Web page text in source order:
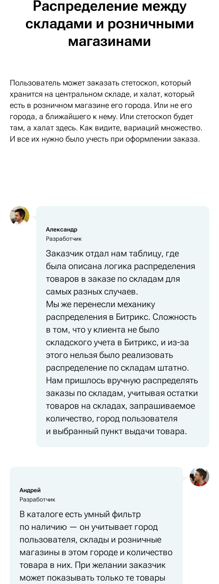
Распределение между
складами и розничными
магазинами
Пользователь может заказать стетоскоп, который
хранится на центральном складе, и халат, который
есть в розничном магазине его города. Или не его
города, а ближайшего к нему. Или стетоскоп будет
там, а халат здесь. Как видите, вариаций множество.
И все их нужно было учесть при оформлении заказа.
Александр
Разработчик
Заказчик отдал нам таблицу, где
была описана логика распределения
товаров в заказе по складам для
самых разных случаев.
Мы же перенесли механику
распределения в Битрикс. Сложность
в том, что у клиента не было
складского учета в Битрикс, и из-за
этого нельзя было реализовать
распределение по складам штатно.
Нам пришлось вручную распределять
заказы по складам, учитывая остатки
товаров на складах, запрашиваемое
количество, город пользователя
и выбранный пункт выдачи товара.
Андрей
Разработчик
В каталоге есть умный фильтр
по наличию — он учитывает город
пользователя, склады и розничные
магазины в этом городе и количество
товара в них. При желании заказчик
может показывать только те товары